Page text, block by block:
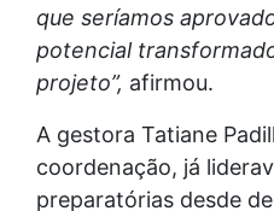
que seríamos
potencial
projeto”, afirmou.
A gestora Tatiane
coordenação, já
preparatórias desde